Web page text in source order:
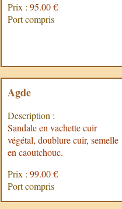
Prix : 95.00 €
Port compris
Agde
Description :
Sandale en vachette cuir
végétal, doublure cuir, semelle
en caoutchouc.
Prix : 99.00 €
Port compris